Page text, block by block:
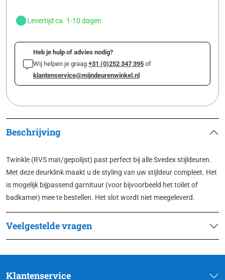
Levertijd ca. 1-10 dagen
Heb je hulp of advies nodig?
Wij helpen je graag +31 (0)252 347 395 of
klantenservice@mijndeurenwinkel.nl
Beschrijving
Twinkle (RVS mat/gepolijst) past perfect bij alle Svedex stijldeuren.
Met deze deurklink maakt u de styling van uw stijldeur compleet. Het
is mogelijk bijpassend garnituur (voor bijvoorbeeld het toilet of
badkamer) mee te bestellen. Het slot wordt niet meegeleverd.
Veelgestelde vragen
Klantenservice